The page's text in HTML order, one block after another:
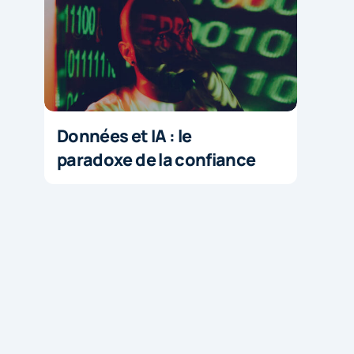
Données et IA : le
paradoxe de la confiance